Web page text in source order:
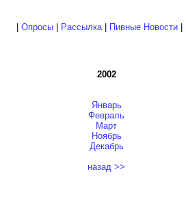
Опросы| Рассылка| Пивные Новости|
2002
Январь
Февраль
Март
Ноябрь
Декабрь
назад >>